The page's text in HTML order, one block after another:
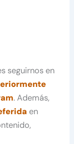
seguirnos en
. Además,
en